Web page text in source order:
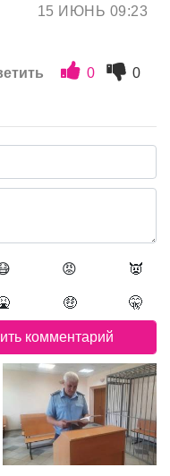
15 ИЮНЬ 09:23
0
0
😡 👿
🤑 🤫